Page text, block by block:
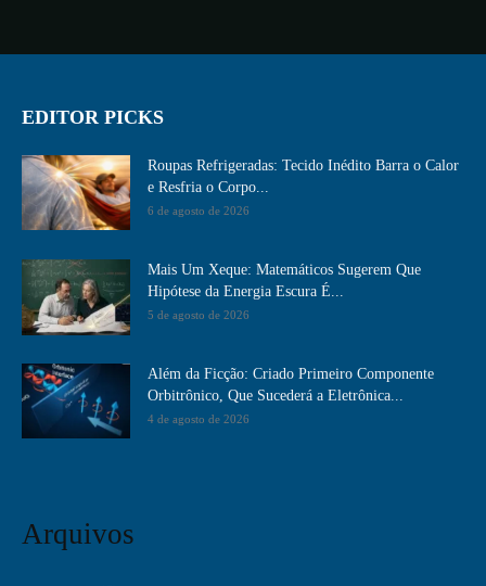
EDITOR PICKS
Roupas Refrigeradas: Tecido Inédito Barra o Calor
e Resfria o Corpo...
6 de agosto de 2026
Mais Um Xeque: Matemáticos Sugerem Que
Hipótese da Energia Escura É...
5 de agosto de 2026
Além da Ficção: Criado Primeiro Componente
Orbitrônico, Que Sucederá a Eletrônica...
4 de agosto de 2026
Arquivos